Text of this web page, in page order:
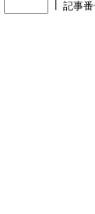
記事番